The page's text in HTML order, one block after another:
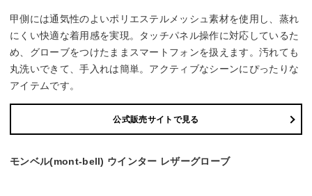
甲側には通気性のよいポリエステルメッシュ素材を使用し、蒸れ
にくい快適な着用感を実現。タッチパネル操作に対応しているた
め、グローブをつけたままスマートフォンを扱えます。汚れても
丸洗いできて、手入れは簡単。アクティブなシーンにぴったりな
アイテムです。
公式販売サイトで見る
モンベル(mont-bell) ウインター レザーグローブ